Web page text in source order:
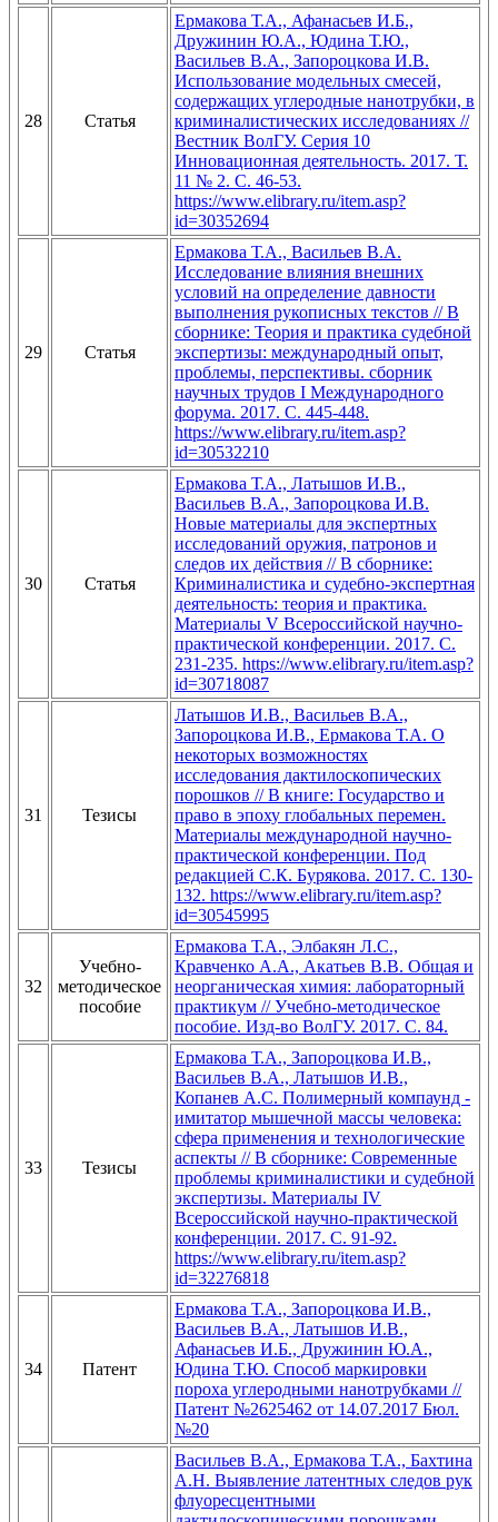
28 Статья
Ермакова Т.А., Афанасьев И.Б.,
Дружинин Ю.А., Юдина Т.Ю.,
Васильев В.А., Запороцкова И.В.
Использование модельных смесей,
содержащих углеродные нанотрубки, в
криминалистических исследованиях //
Вестник ВолГУ. Серия 10
Инновационная деятельность. 2017. Т.
11 № 2. C. 46-53.
https://www.elibrary.ru/item.asp?
id=30352694
29 Статья
Ермакова Т.А., Васильев В.А.
Исследование влияния внешних
условий на определение давности
выполнения рукописных текстов // В
сборнике: Теория и практика судебной
экспертизы: международный опыт,
проблемы, перспективы. сборник
научных трудов I Международного
форума. 2017. С. 445-448.
https://www.elibrary.ru/item.asp?
id=30532210
30 Статья
Ермакова Т.А., Латышов И.В.,
Васильев В.А., Запороцкова И.В.
Новые материалы для экспертных
исследований оружия, патронов и
следов их действия // В сборнике:
Криминалистика и судебно-экспертная
деятельность: теория и практика.
Материалы V Всероссийской научно-
практической конференции. 2017. С.
231-235. https://www.elibrary.ru/item.asp?
id=30718087
31 Тезисы
Латышов И.В., Васильев В.А.,
Запороцкова И.В., Ермакова Т.А. О
некоторых возможностях
исследования дактилоскопических
порошков // В книге: Государство и
право в эпоху глобальных перемен.
Материалы международной научно-
практической конференции. Под
редакцией С.К. Бурякова. 2017. С. 130-
132. https://www.elibrary.ru/item.asp?
id=30545995
32
Учебно-
методическое
пособие
Ермакова Т.А., Элбакян Л.С.,
Кравченко А.А., Акатьев В.В. Общая и
неорганическая химия: лабораторный
практикум // Учебно-методическое
пособие. Изд-во ВолГУ. 2017. С. 84.
33 Тезисы
Ермакова Т.А., Запороцкова И.В.,
Васильев В.А., Латышов И.В.,
Копанев А.С. Полимерный компаунд -
имитатор мышечной массы человека:
сфера применения и технологические
аспекты // В сборнике: Современные
проблемы криминалистики и судебной
экспертизы. Материалы IV
Всероссийской научно-практической
конференции. 2017. С. 91-92.
https://www.elibrary.ru/item.asp?
id=32276818
34 Патент
Ермакова Т.А., Запороцкова И.В.,
Васильев В.А., Латышов И.В.,
Афанасьев И.Б., Дружинин Ю.А.,
Юдина Т.Ю. Способ маркировки
пороха углеродными нанотрубками //
Патент №2625462 от 14.07.2017 Бюл.
№20
Васильев В.А., Ермакова Т.А., Бахтина
А.Н. Выявление латентных следов рук
флуоресцентными